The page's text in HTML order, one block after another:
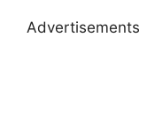
Advertisements